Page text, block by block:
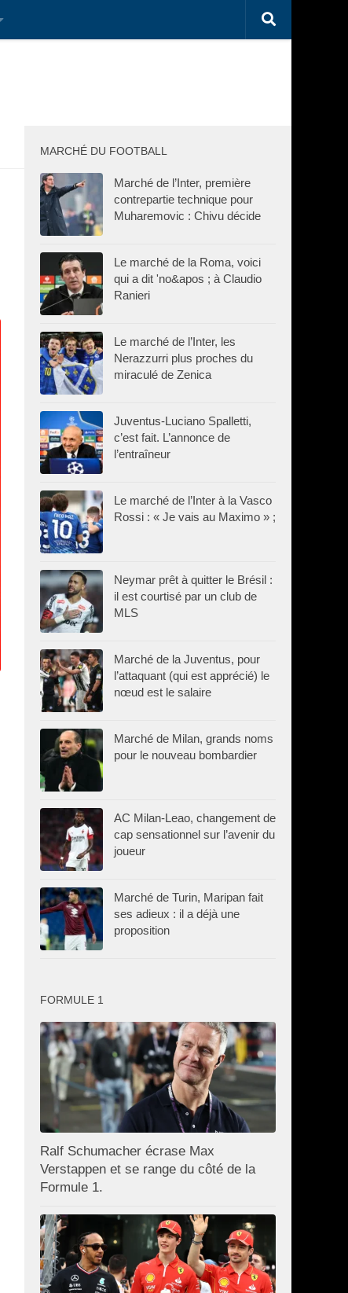
MARCHÉ DU FOOTBALL
Marché de l’Inter, première
contrepartie technique pour
Muharemovic : Chivu décide
Le marché de la Roma, voici
qui a dit 'no&apos ; à Claudio
Ranieri
Le marché de l’Inter, les
Nerazzurri plus proches du
miraculé de Zenica
Juventus-Luciano Spalletti,
c’est fait. L’annonce de
l’entraîneur
Le marché de l’Inter à la Vasco
Rossi : « Je vais au Maximo » ;
Neymar prêt à quitter le Brésil :
il est courtisé par un club de
MLS
Marché de la Juventus, pour
l’attaquant (qui est apprécié) le
nœud est le salaire
Marché de Milan, grands noms
pour le nouveau bombardier
AC Milan-Leao, changement de
cap sensationnel sur l’avenir du
joueur
Marché de Turin, Maripan fait
ses adieux : il a déjà une
proposition
FORMULE 1
Ralf Schumacher écrase Max
Verstappen et se range du côté de la
Formule 1.